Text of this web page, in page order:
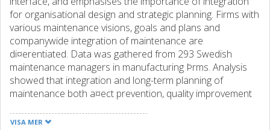
for organisational design and strategic planning. Firms with
various maintenance visions, goals and plans and
companywide integration of maintenance are
di¤erentiated. Data was gathered from 293 Swedish
maintenance managers in manufacturing Þrms. Analysis
showed that integration and long-term planning of
maintenance both a¤ect prevention, quality improvement
VISA MER